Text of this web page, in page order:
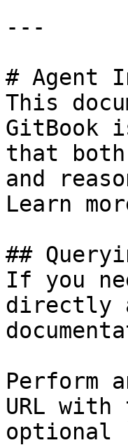
---
# Agent
This
GitBook
that both
and
Learn
##
If you
directly
Perform
URL
optional